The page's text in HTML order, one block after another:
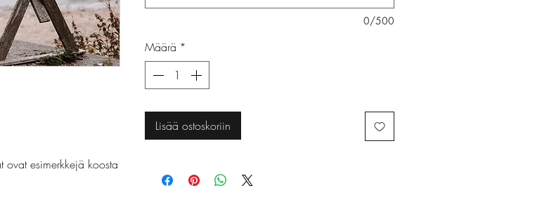
ovat esimerkkejä koosta
0/500
Määrä *
Lisää ostoskoriin